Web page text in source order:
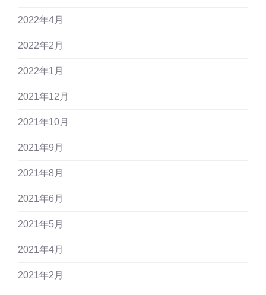
2022年4月
2022年2月
2022年1月
2021年12月
2021年10月
2021年9月
2021年8月
2021年6月
2021年5月
2021年4月
2021年2月